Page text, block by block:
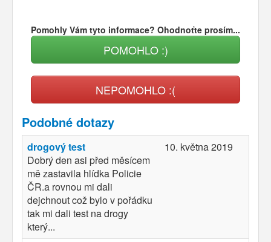
Pomohly Vám tyto informace? Ohodnoťte prosím...
POMOHLO :)
NEPOMOHLO :(
Podobné dotazy
drogový test
Dobrý den asi před měsícem
mě zastavila hlídka Policie
ČR.a rovnou mi dali
dejchnout což bylo v pořádku
tak mi dali test na drogy
který...
10. května 2019